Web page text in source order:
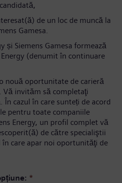
de un loc de muncă la
Gamesa.
și Siemens Gamesa formează
(denumit în continuare
nouă oportunitate de carieră
Vă invităm să completaţi
cazul în care sunteți de acord
pentru toate companiile
Energy, un profil complet vă
de către specialiştii
care apar noi oportunităţi de
*